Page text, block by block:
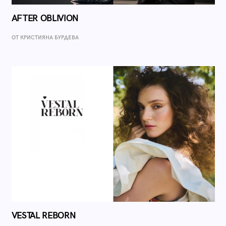
AFTER OBLIVION
ОТ КРИСТИЯНА БУРДЕВА
VESTAL REBORN